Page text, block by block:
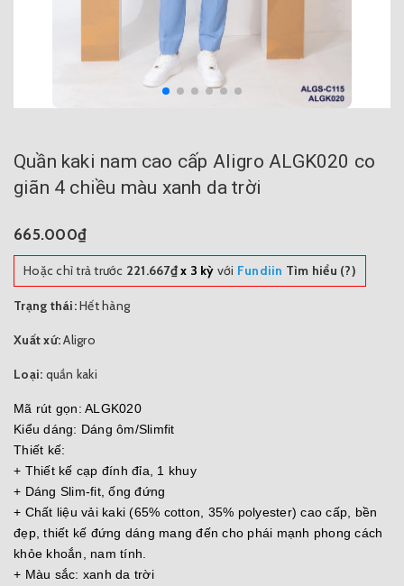
Quần kaki nam cao cấp Aligro ALGK020 co
giãn 4 chiều màu xanh da trời
665.000₫
Hoặc chỉ trả trước 221.667₫x 3 kỳ với Fundiin Tìm hiểu (?)
Trạng thái:Hết hàng
Xuất xứ:Aligro
Loại: quần kaki
Mã rút gọn: ALGK020
Kiểu dáng: Dáng ôm/Slimfit
Thiết kế:
+ Thiết kế cạp đính đỉa, 1 khuy
+ Dáng Slim-fit, ống đứng
+ Chất liệu vải kaki (65% cotton, 35% polyester) cao cấp, bền
đẹp, thiết kế đứng dáng mang đến cho phái mạnh phong cách
khỏe khoắn, nam tính.
+ Màu sắc: xanh da trời